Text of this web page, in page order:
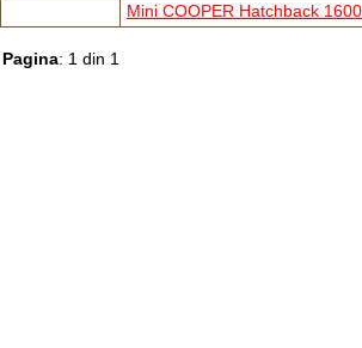
Mini COOPER Hatchback
Pagina: 1 din 1